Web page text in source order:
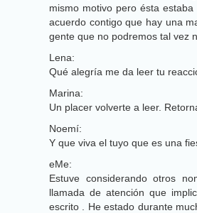
mismo motivo pero ésta
acuerdo contigo que hay una
gente que no podremos tal vez
Lena:
Qué alegría me da leer tu
Marina:
Un placer volverte a leer.
Noemí:
Y que viva el tuyo que es una
eMe:
Estuve considerando otros
llamada de atención que
escrito . He estado durante